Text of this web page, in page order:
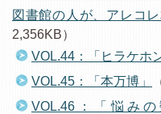
図書館の人が、アレコ
2,356KB）
VOL.44：「ヒラケホ
VOL.45：「本万博」
VOL.46：「悩み